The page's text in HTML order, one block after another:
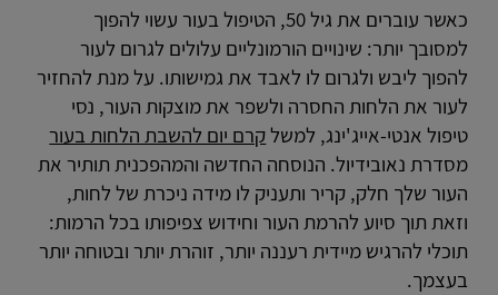
כאשר עוברים את גיל 50, הטיפול בעור עשוי להפוך
למסובך יותר: שינויים הורמונליים עלולים לגרום לעור
להפוך ליבש ולגרום לו לאבד את גמישותו. על מנת להחזיר
לעור את הלחות החסרה ולשפר את מוצקות העור, נסי
טיפול אנטי-אייג'ינג, למשלקרם יום להשבת הלחות בעור
מסדרת נאובידיול. הנוסחה החדשה והמהפכנית תותיר את
העור שלך חלק, קריר ותעניק לו מידה ניכרת של לחות,
וזאת תוך סיוע להרמת העור וחידוש צפיפותו בכל הרמות:
תוכלי להרגיש מיידית רעננה יותר, זוהרת יותר ובטוחה יותר
בעצמך.